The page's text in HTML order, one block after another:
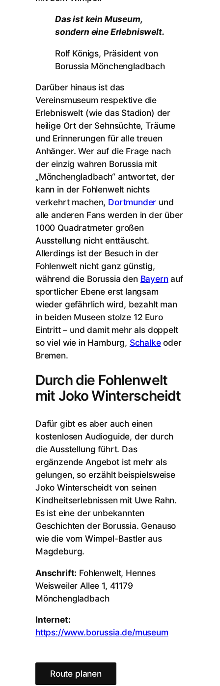
Das ist kein Museum,
sondern eine Erlebniswelt.
Rolf Königs, Präsident von
Borussia Mönchengladbach
Darüber hinaus ist das
Vereinsmuseum respektive die
Erlebniswelt (wie das Stadion) der
heilige Ort der Sehnsüchte, Träume
und Erinnerungen für alle treuen
Anhänger. Wer auf die Frage nach
der einzig wahren Borussia mit
„Mönchengladbach“ antwortet, der
kann in der Fohlenwelt nichts
verkehrt machen, Dortmunder und
alle anderen Fans werden in der über
1000 Quadratmeter großen
Ausstellung nicht enttäuscht.
Allerdings ist der Besuch in der
Fohlenwelt nicht ganz günstig,
während die Borussia den Bayernauf
sportlicher Ebene erst langsam
wieder gefährlich wird, bezahlt man
in beiden Museen stolze 12 Euro
Eintritt – und damit mehr als doppelt
so viel wie in Hamburg, Schalkeoder
Bremen.
Durch die Fohlenwelt
mit Joko Winterscheidt
Dafür gibt es aber auch einen
kostenlosen Audioguide, der durch
die Ausstellung führt. Das
ergänzende Angebot ist mehr als
gelungen, so erzählt beispielsweise
Joko Winterscheidt von seinen
Kindheitserlebnissen mit Uwe Rahn.
Es ist eine der unbekannten
Geschichten der Borussia. Genauso
wie die vom Wimpel-Bastler aus
Magdeburg.
Anschrift: Fohlenwelt, Hennes
Weisweiler Allee 1, 41179
Mönchengladbach
Internet:
https://www.borussia.de/museum
Route planen